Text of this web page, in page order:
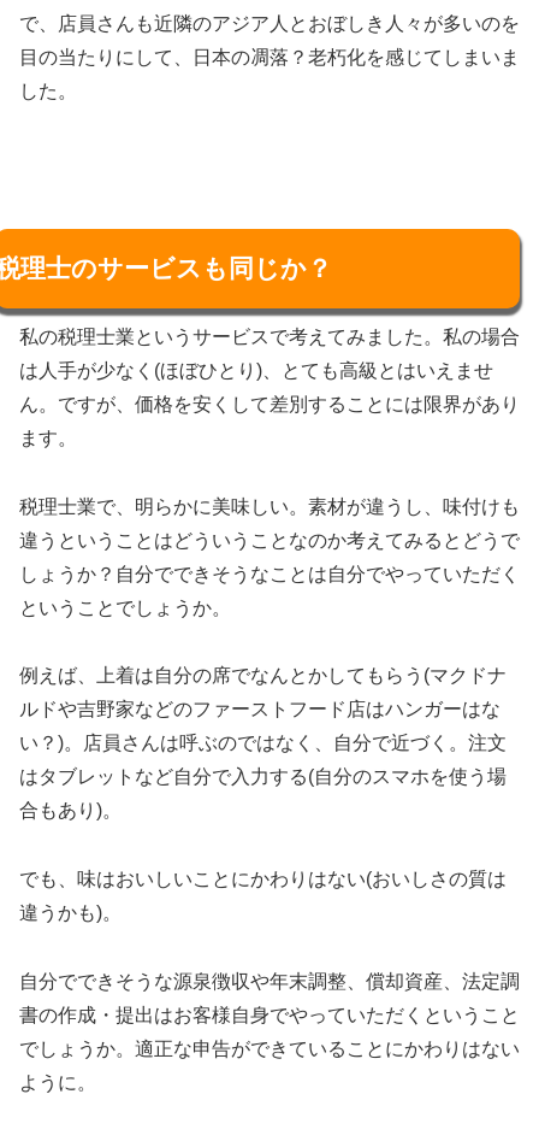
で、店員さんも近隣のアジア人とおぼしき人々が多いのを
目の当たりにして、日本の凋落？老朽化を感じてしまいま
した。
理士のサービスも同じか？
私の税理士業というサービスで考えてみました。私の場合
は人手が少なく(ほぼひとり)、とても高級とはいえませ
ん。ですが、価格を安くして差別することには限界があり
ます。
税理士業で、明らかに美味しい。素材が違うし、味付けも
違うということはどういうことなのか考えてみるとどうで
しょうか？自分でできそうなことは自分でやっていただく
ということでしょうか。
例えば、上着は自分の席でなんとかしてもらう(マクドナ
ルドや吉野家などのファーストフード店はハンガーはな
い？)。店員さんは呼ぶのではなく、自分で近づく。注文
はタブレットなど自分で入力する(自分のスマホを使う場
合もあり)。
でも、味はおいしいことにかわりはない(おいしさの質は
違うかも)。
自分でできそうな源泉徴収や年末調整、償却資産、法定調
書の作成・提出はお客様自身でやっていただくということ
でしょうか。適正な申告ができていることにかわりはない
ように。